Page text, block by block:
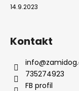
14.9.2023
Kontakt
info@
735274923
FB profil